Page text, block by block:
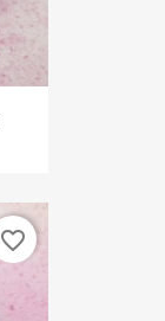
favorite_border